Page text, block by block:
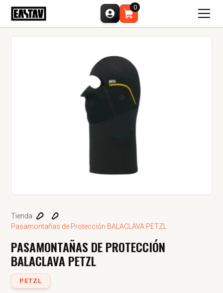
0
Tienda
Pasamontañas de Protección BALACLAVA PETZL
PASAMONTAÑAS DE PROTECCIÓN
BALACLAVA PETZL
PETZL